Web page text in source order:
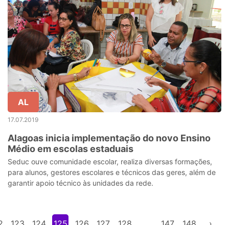
AL
17.07.2019
Alagoas inicia implementação do novo Ensino
Médio em escolas estaduais
Seduc ouve comunidade escolar, realiza diversas formações,
para alunos, gestores escolares e técnicos das geres, além de
garantir apoio técnico às unidades da rede.